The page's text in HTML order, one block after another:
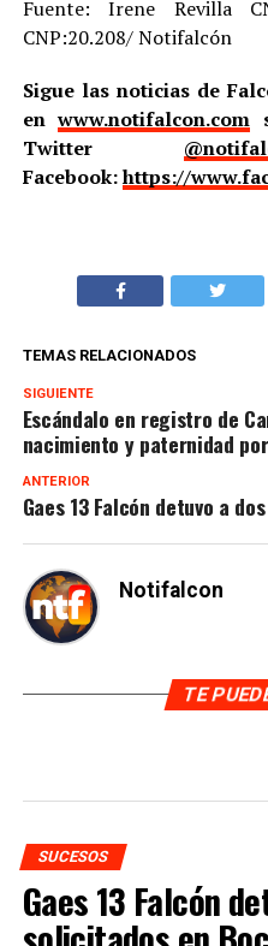
Fuente: Irene Revilla
CNP:20.208/ Notifalcón
Sigue las noticias de
enwww.notifalcon.com
Twitter
Facebook:https://
TEMAS RELACIONADOS
SIGUIENTE
Escándalo en registro de
nacimiento y paternidad
ANTERIOR
Gaes 13 Falcón detuvo a
Notifalcon
TE
SUCESOS
Gaes 13 Falcón